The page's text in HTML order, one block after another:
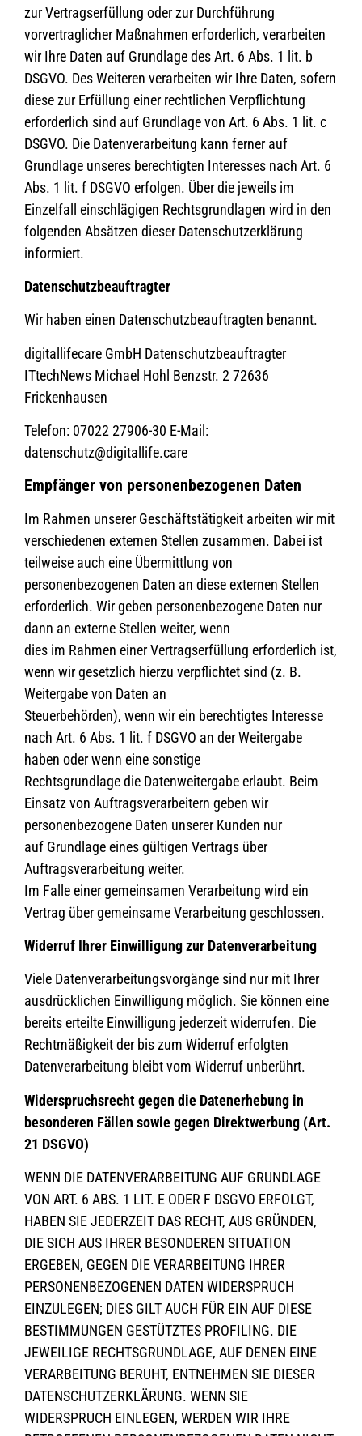
zur Vertragserfüllung oder zur Durchführung
vorvertraglicher Maßnahmen erforderlich, verarbeiten
wir Ihre Daten auf Grundlage des Art. 6 Abs. 1 lit. b
DSGVO. Des Weiteren verarbeiten wir Ihre Daten, sofern
diese zur Erfüllung einer rechtlichen Verpflichtung
erforderlich sind auf Grundlage von Art. 6 Abs. 1 lit. c
DSGVO. Die Datenverarbeitung kann ferner auf
Grundlage unseres berechtigten Interesses nach Art. 6
Abs. 1 lit. f DSGVO erfolgen. Über die jeweils im
Einzelfall einschlägigen Rechtsgrundlagen wird in den
folgenden Absätzen dieser Datenschutzerklärung
informiert.
Datenschutz­beauftragter
Wir haben einen Datenschutzbeauftragten benannt.
digitallifecare GmbH Datenschutzbeauftragter
ITtechNews Michael Hohl Benzstr. 2 72636
Frickenhausen
Telefon: 07022 27906-30 E-Mail:
datenschutz@digitallife.care
Empfänger von personenbezogenen Daten
Im Rahmen unserer Geschäftstätigkeit arbeiten wir mit
verschiedenen externen Stellen zusammen. Dabei ist
teilweise auch eine Übermittlung von
personenbezogenen Daten an diese externen Stellen
erforderlich. Wir geben personenbezogene Daten nur
dann an externe Stellen weiter, wenn
dies im Rahmen einer Vertragserfüllung erforderlich ist,
wenn wir gesetzlich hierzu verpflichtet sind (z. B.
Weitergabe von Daten an
Steuerbehörden), wenn wir ein berechtigtes Interesse
nach Art. 6 Abs. 1 lit. f DSGVO an der Weitergabe
haben oder wenn eine sonstige
Rechtsgrundlage die Datenweitergabe erlaubt. Beim
Einsatz von Auftragsverarbeitern geben wir
personenbezogene Daten unserer Kunden nur
auf Grundlage eines gültigen Vertrags über
Auftragsverarbeitung weiter.
Im Falle einer gemeinsamen Verarbeitung wird ein
Vertrag über gemeinsame Verarbeitung geschlossen.
Widerruf Ihrer Einwilligung zur Datenverarbeitung
Viele Datenverarbeitungsvorgänge sind nur mit Ihrer
ausdrücklichen Einwilligung möglich. Sie können eine
bereits erteilte Einwilligung jederzeit widerrufen. Die
Rechtmäßigkeit der bis zum Widerruf erfolgten
Datenverarbeitung bleibt vom Widerruf unberührt.
Widerspruchsrecht gegen die Datenerhebung in
besonderen Fällen sowie gegen Direktwerbung (Art.
21 DSGVO)
WENN DIE DATENVERARBEITUNG AUF GRUNDLAGE
VON ART. 6 ABS. 1 LIT. E ODER F DSGVO ERFOLGT,
HABEN SIE JEDERZEIT DAS RECHT, AUS GRÜNDEN,
DIE SICH AUS IHRER BESONDEREN SITUATION
ERGEBEN, GEGEN DIE VERARBEITUNG IHRER
PERSONENBEZOGENEN DATEN WIDERSPRUCH
EINZULEGEN; DIES GILT AUCH FÜR EIN AUF DIESE
BESTIMMUNGEN GESTÜTZTES PROFILING. DIE
JEWEILIGE RECHTSGRUNDLAGE, AUF DENEN EINE
VERARBEITUNG BERUHT, ENTNEHMEN SIE DIESER
DATENSCHUTZERKLÄRUNG. WENN SIE
WIDERSPRUCH EINLEGEN, WERDEN WIR IHRE